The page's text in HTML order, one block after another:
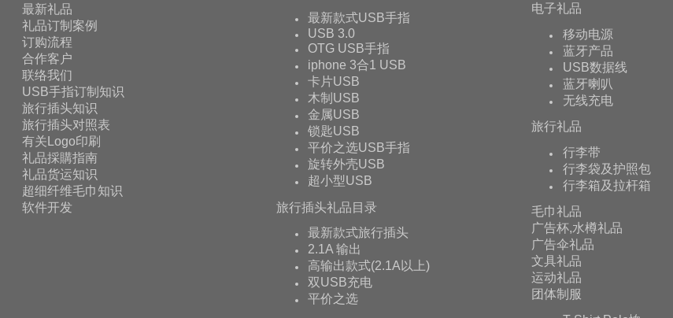
最新礼品
礼品订制案例
订购流程
合作客户
联络我们
USB手指订制知识
旅行插头知识
旅行插头对照表
有关Logo印刷
礼品採購指南
礼品货运知识
超细纤维毛巾知识
软件开发
最新款式USB手指
USB 3.0
OTG USB手指
iphone 3合1 USB
卡片USB
木制USB
金属USB
锁匙USB
平价之选USB手指
旋转外壳USB
超小型USB
旅行插头礼品目录
最新款式旅行插头
2.1A 输出
高输出款式(2.1A以上)
双USB充电
平价之选
电子礼品
移动电源
蓝牙产品
USB数据线
蓝牙喇叭
无线充电
旅行礼品
行李带
行李袋及护照包
行李箱及拉杆箱
毛巾礼品
广告杯,水樽礼品
广告伞礼品
文具礼品
运动礼品
团体制服